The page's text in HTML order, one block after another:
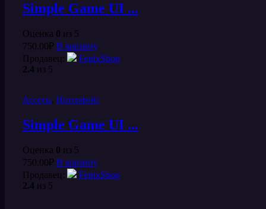
Simple Game UI ...
Оценка 0 из 5
750.00₽ В корзину
Продавец:
FenixShop
2.4 из 5
Ассеты, Интерфейс
Simple Game UI ...
Оценка 0 из 5
750.00₽ В корзину
Продавец:
FenixShop
2.4 из 5